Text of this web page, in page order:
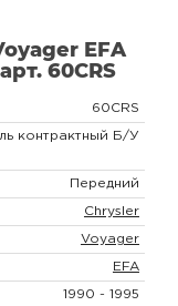
EFA
60CRS
60CRS
контрактный Б/У
Передний
Chrysler
Voyager
EFA
1990 - 1995